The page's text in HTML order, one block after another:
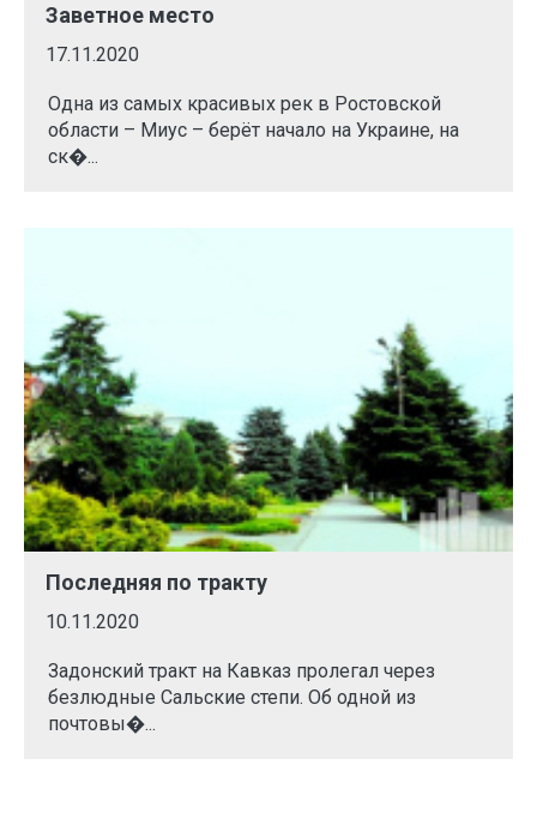
Заветное место
17.11.2020
Одна из самых красивых рек в Ростовской
области – Миус – берёт начало на Украине, на
ск�...
Последняя по тракту
10.11.2020
Задонский тракт на Кавказ пролегал через
безлюдные Сальские степи. Об одной из
почтовы�...